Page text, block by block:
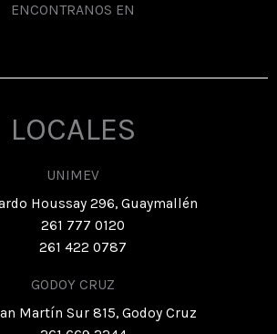
ENCONTRANOS EN
LOCALES
UNIMEV
Houssay 296, Guaymallén
261 777 0120
261 422 0787
GODOY CRUZ
Martín Sur 815, Godoy Cruz